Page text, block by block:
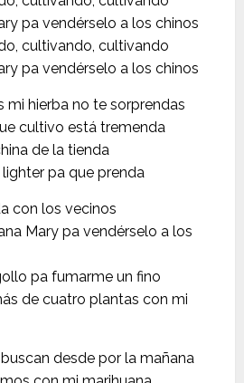
pa vendérselo a los chinos
cultivando, cultivando
pa vendérselo a los chinos
mi hierba no te sorprendas
cultivo está tremenda
de la tienda
pa que prenda
con los vecinos
Mary pa vendérselo a los
pa fumarme un fino
de cuatro plantas con mi
desde por la mañana